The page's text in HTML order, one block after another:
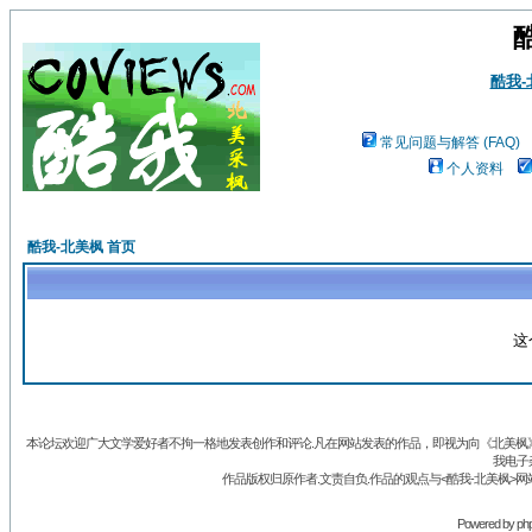
酷我-
常见问题与解答 (FAQ)
个人资料
酷我-北美枫 首页
这
本论坛欢迎广大文学爱好者不拘一格地发表创作和评论.凡在网站发表的作品，即视为向《北美
我电子
作品版权归原作者.文责自负.作品的观点与<酷我-北美枫>
Powered by